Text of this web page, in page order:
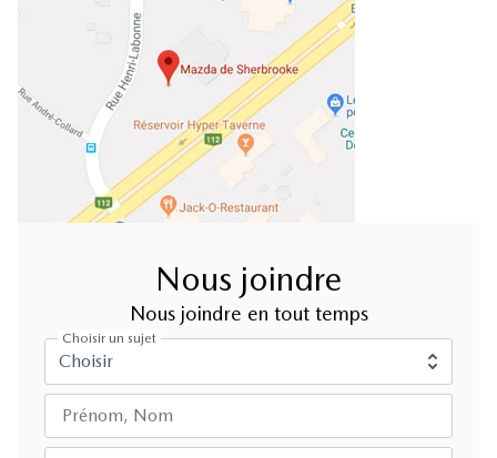
Nous joindre
Nous joindre en tout temps
Choisir un sujet
Prénom, Nom